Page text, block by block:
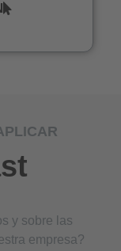
y sobre las
empresa?